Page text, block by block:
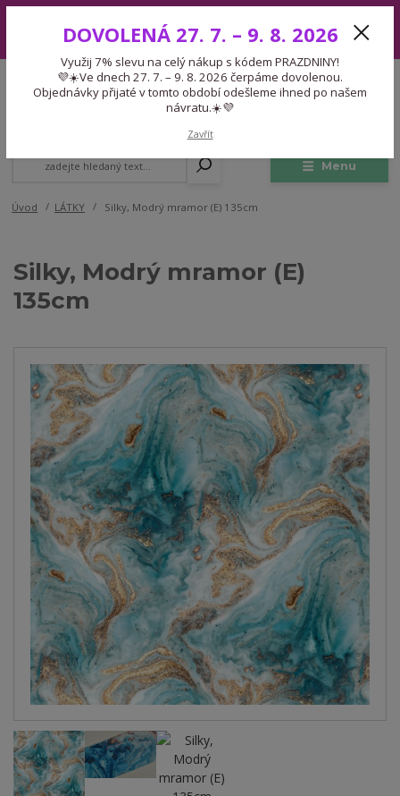
7. – 9. 8. 2026 čerpáme dovolenou. Objednávky přijaté v tomto období
odešleme ihned po našem návratu.☀️💜
Menu
CZK
Expedice 775 866 913
Po-Čt 9-15:30 Pá 9-14:30 Pauza 13-13:45
Úvod LÁTKY Silky, Modrý mramor (E) 135cm
Silky, Modrý mramor (E)
135cm
DOVOLENÁ 27. 7. – 9. 8. 2026
Využij 7% slevu na celý nákup s kódem PRAZDNINY!
💜☀️Ve dnech 27. 7. – 9. 8. 2026 čerpáme dovolenou.
Objednávky přijaté v tomto období odešleme ihned po našem
návratu.☀️💜
Zavřít